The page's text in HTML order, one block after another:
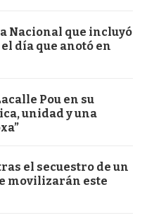
Nacional que incluyó
día que anotó en
Pou en su
unidad y una
el secuestro de un
movilizarán este